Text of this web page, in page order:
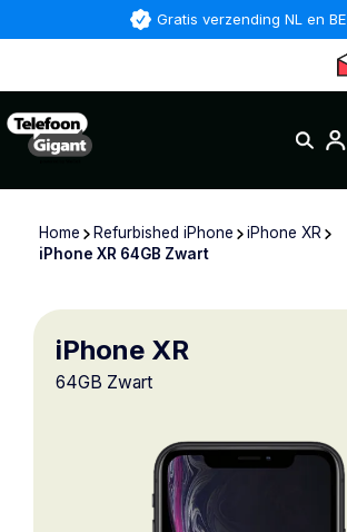
Gratis verzending NL en BE
Home Refurbished iPhone
iPhone XR
iPhone XR 64GB Zwart
iPhone XR
64GB Zwart